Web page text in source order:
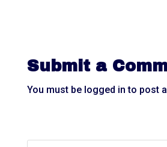
Submit a
You must be logged in to post